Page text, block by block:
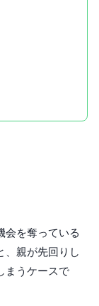
会を奪っている
、親が先回りし
まうケースで